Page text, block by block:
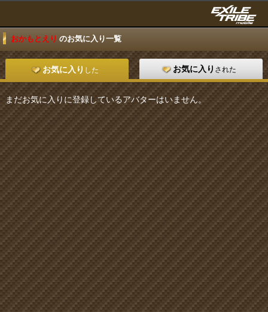
おかもとえり のお気に入り一覧
お気に入り した お気に入り された
まだお気に入りに登録しているアバターはいません。